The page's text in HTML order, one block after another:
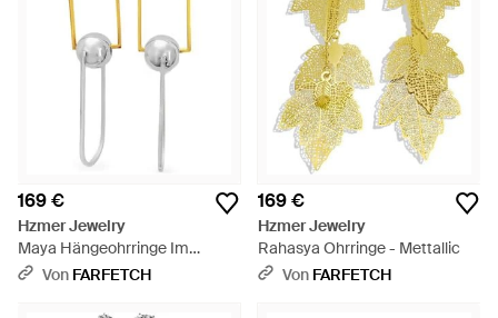
169 €
Hzmer Jewelry
Maya Hängeohrringe Im
Metallmix - Weiß
Von FARFETCH
169 €
Hzmer Jewelry
Rahasya Ohrringe - Mettallic
Von FARFETCH